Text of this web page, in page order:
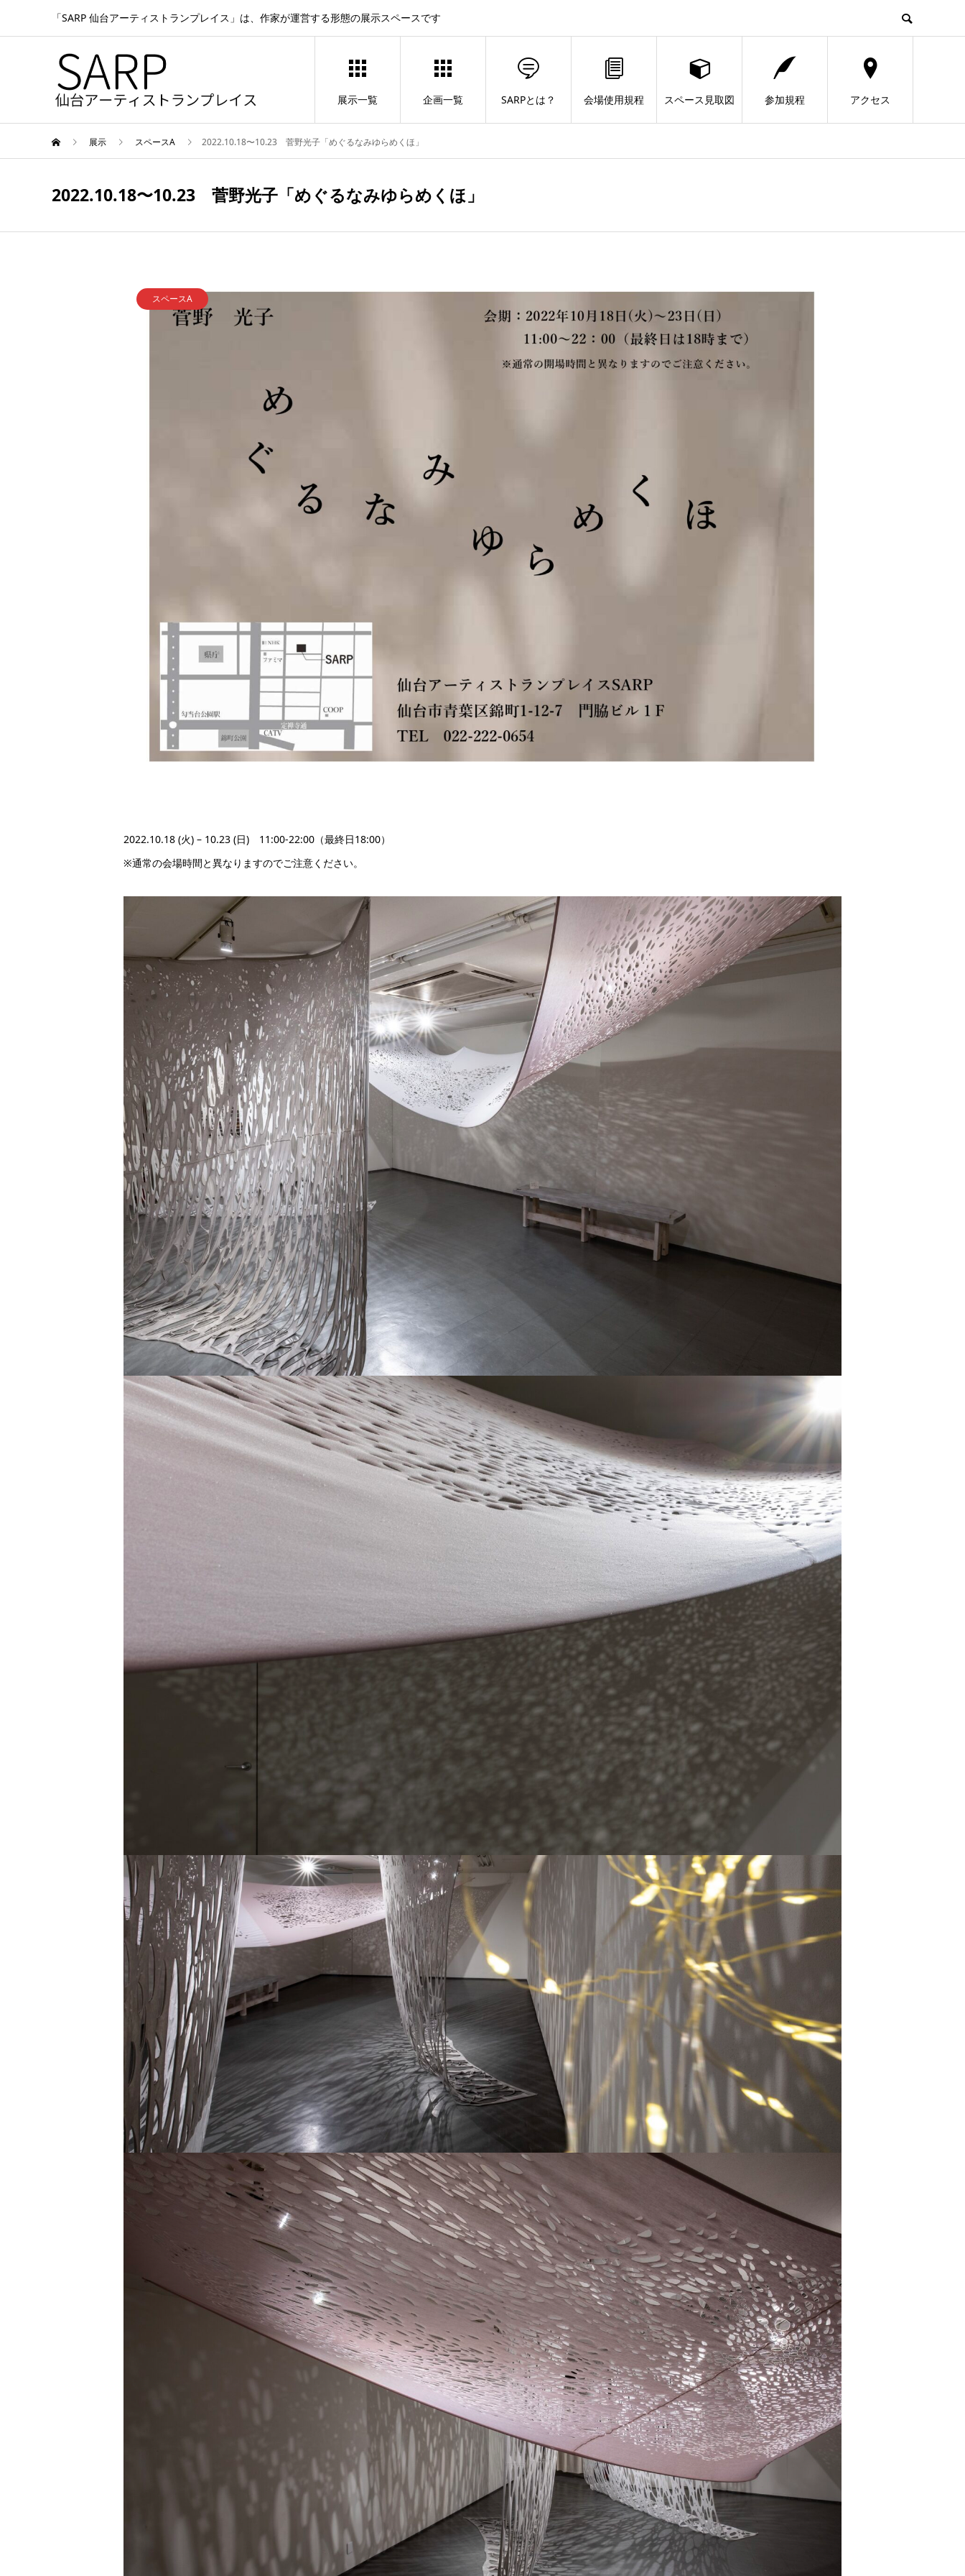
「SARP 仙台アーティストランプレイス」は、作家が運営する形態の展示スペースです
展示一覧 企画一覧 SARPとは？ 会場使用規程 スペース見取図 参加規程 アクセス
展示 スペースA 2022.10.18〜10.23 菅野光子「めぐるなみゆらめくほ」
2022.10.18〜10.23 菅野光子「めぐるなみゆらめくほ」
スペースA
2022.10.18 (火) – 10.23 (日) 11:00-22:00（最終日18:00）
※通常の会場時間と異なりますのでご注意ください。